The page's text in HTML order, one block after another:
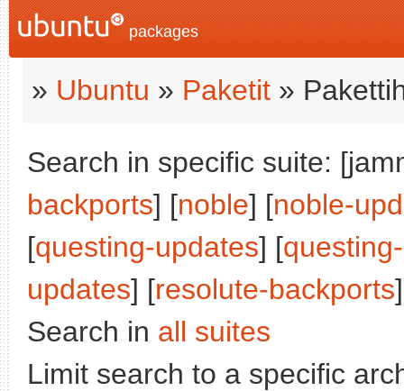
packages
» Ubuntu » Paketit »
Search in specific suite:
backports] [noble] [noble-
[questing-updates] [
updates] [resolute-backports
Search in all suites
Limit search to a specific